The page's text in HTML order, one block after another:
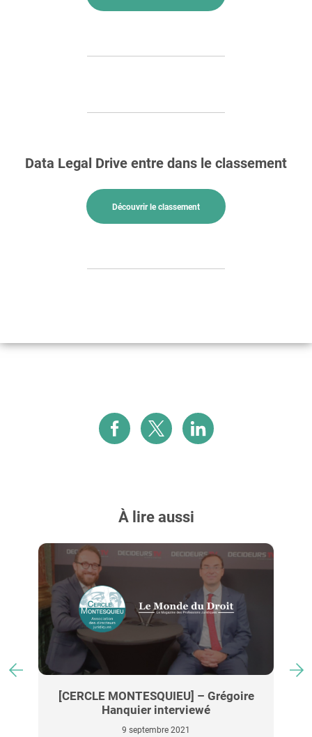
Data Legal Drive entre dans le classement
Découvrir le classement
À lire aussi
[CERCLE MONTESQUIEU] – Grégoire
Hanquier interviewé
9 septembre 2021